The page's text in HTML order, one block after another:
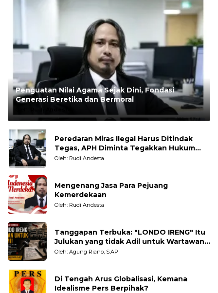
Penguatan Nilai Agama Sejak Dini, Fondasi
Generasi Beretika dan Bermoral
Rudi Andesta
Peredaran Miras Ilegal Harus Ditindak
Tegas, APH Diminta Tegakkan Hukum
Tanpa Pandang Bulu
Oleh: Rudi Andesta
Mengenang Jasa Para Pejuang
Kemerdekaan
Oleh: Rudi Andesta
Tanggapan Terbuka: "LONDO IRENG" Itu
Julukan yang tidak Adil untuk Wartawan,
Pengamat dan LSM
Oleh: Agung Riano, S.AP
Di Tengah Arus Globalisasi, Kemana
Idealisme Pers Berpihak?